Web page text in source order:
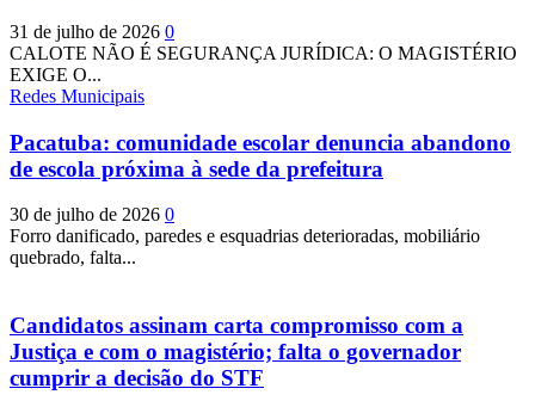
31 de julho de 2026 0
CALOTE NÃO É SEGURANÇA JURÍDICA: O MAGISTÉRIO
EXIGE O...
Redes Municipais
Pacatuba: comunidade escolar denuncia abandono
de escola próxima à sede da prefeitura
30 de julho de 2026 0
Forro danificado, paredes e esquadrias deterioradas, mobiliário
quebrado, falta...
Candidatos assinam carta compromisso com a
Justiça e com o magistério; falta o governador
cumprir a decisão do STF